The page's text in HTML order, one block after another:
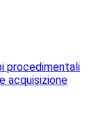
procedimentali
acquisizione